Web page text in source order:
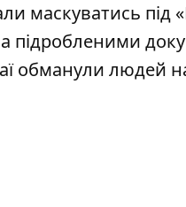
маскуватись під
підробленими
обманули людей